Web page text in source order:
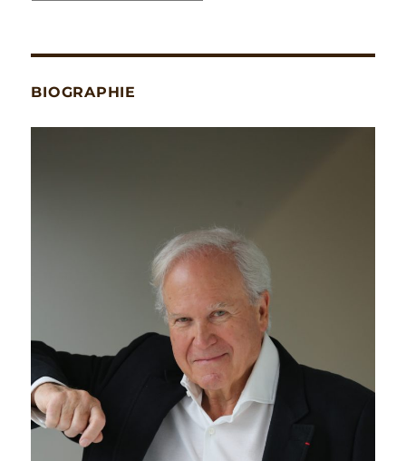
BIOGRAPHIE